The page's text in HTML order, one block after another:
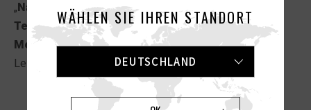
„ Nach dem Black Friday: Unser Masturbator-
Testsieger sorgt für heiße Momente – jetzt zum
Mega-Deal!“vorgestellt.
Lesen Sie den vollständigen ArtikelHIER
WÄHLEN SIE IHREN STANDORT
DEUTSCHLAND